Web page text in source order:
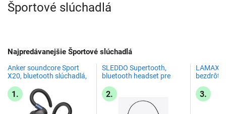
Športové slúchadlá
Najpredávanejšie Športové slúchadlá
1.
Anker soundcore Sport
X20, bluetooth slúchadlá,
2.
SLEDDO Supertooth,
bluetooth headset pre
3.
LAMAX